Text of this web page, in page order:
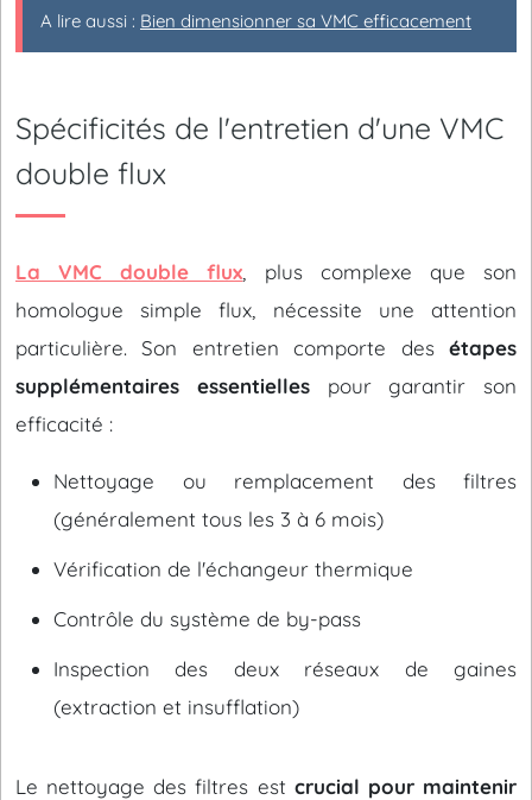
A lire aussi : Bien dimensionner sa VMC efficacement
Spécificités de l'entretien d'une VMC
double flux
La VMC double flux , plus complexe que son
homologue simple flux, nécessite une attention
particulière. Son entretien comporte des étapes
supplémentaires essentiellespour garantir son
efficacité :
Nettoyage ou remplacement des filtres
(généralement tous les 3 à 6 mois)
Vérification de l'échangeur thermique
Contrôle du système de by-pass
Inspection des deux réseaux de gaines
(extraction et insufflation)
Le nettoyage des filtres est crucial pour maintenir